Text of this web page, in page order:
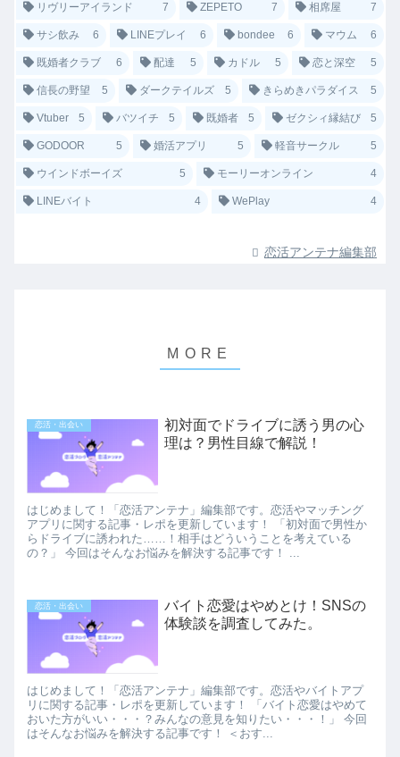
リヴリーアイランド 7 ZEPETO 7 相席屋 7
サシ飲み 6 LINEプレイ 6 bondee 6 マウム 6
既婚者クラブ 6 配達 5 カドル 5 恋と深空 5
信長の野望 5 ダークテイルズ 5 きらめきパラダイス 5
Vtuber 5 バツイチ 5 既婚者 5 ゼクシィ縁結び 5
GODOOR 5 婚活アプリ 5 軽音サークル 5
ウインドボーイズ 5 モーリーオンライン 4
LINEバイト 4 WePlay 4
恋活アンテナ編集部
恋活・出会い
初対面でドライブに誘う男の心
理は？男性目線で解説！
はじめまして！「恋活アンテナ」編集部です。恋活やマッチング
アプリに関する記事・レポを更新しています！ 「初対面で男性か
らドライブに誘われた……！相手はどういうことを考えている
の？」 今回はそんなお悩みを解決する記事です！ ...
恋活・出会い
バイト恋愛はやめとけ！SNSの
体験談を調査してみた。
はじめまして！「恋活アンテナ」編集部です。恋活やバイトアプ
リに関する記事・レポを更新しています！ 「バイト恋愛はやめて
おいた方がいい・・・？みんなの意見を知りたい・・・！」 今回
はそんなお悩みを解決する記事です！ ＜おす...